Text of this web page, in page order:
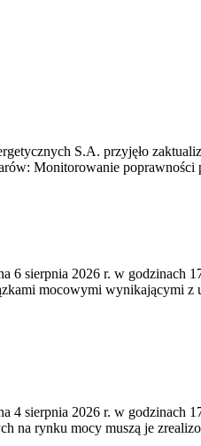
S.A. przyjęło
Monitorowanie
6 sierpnia 2026 r. w
mocowymi wynikającymi
4 sierpnia 2026 r. w godzinach
rynku mocy muszą je